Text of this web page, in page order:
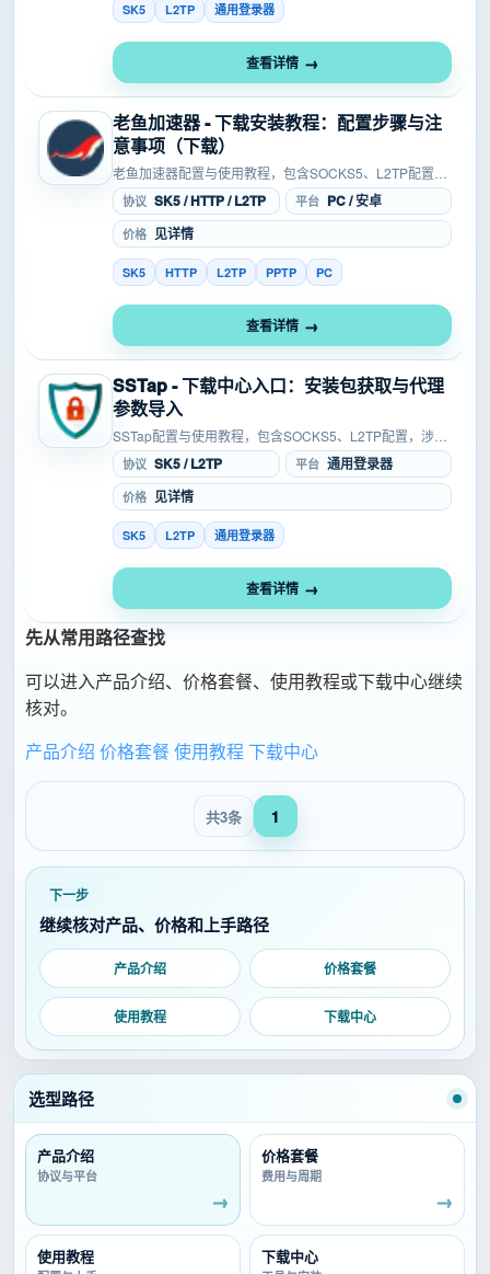
SK5 L2TP 通用登录器
查看详情
老鱼加速器 - 下载安装教程：配置步骤与注
意事项（下载）
老鱼加速器配置与使用教程，包含SOCKS5、L2TP配置，
涉及安卓、PC等使用环境，可用于浏览器、模拟器、单窗
口等场景，适合按入口、账号信息、协议参数和连接状态...
协议 SK5 / HTTP / L2TP 平台 PC / 安卓
价格 见详情
SK5 HTTP L2TP PPTP PC
查看详情
SSTap - 下载中心入口：安装包获取与代理
参数导入
SSTap配置与使用教程，包含SOCKS5、L2TP配置，涉及
安卓、PC等使用环境，可用于浏览器等场景，适合按入
口、账号信息、协议参数和连接状态逐项操作。详细图...
协议 SK5 / L2TP 平台 通用登录器
价格 见详情
SK5 L2TP 通用登录器
查看详情
先从常用路径查找
可以进入产品介绍、价格套餐、使用教程或下载中心继续
核对。
产品介绍 价格套餐使用教程 下载中心
共3条 1
下一步
继续核对产品、价格和上手路径
产品介绍 价格套餐
使用教程 下载中心
选型路径
产品介绍
协议与平台
价格套餐
费用与周期
使用教程 下载中心